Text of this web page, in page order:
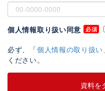
個人情報取り扱い同意
必ず、「個人情報の取り扱い
ください。